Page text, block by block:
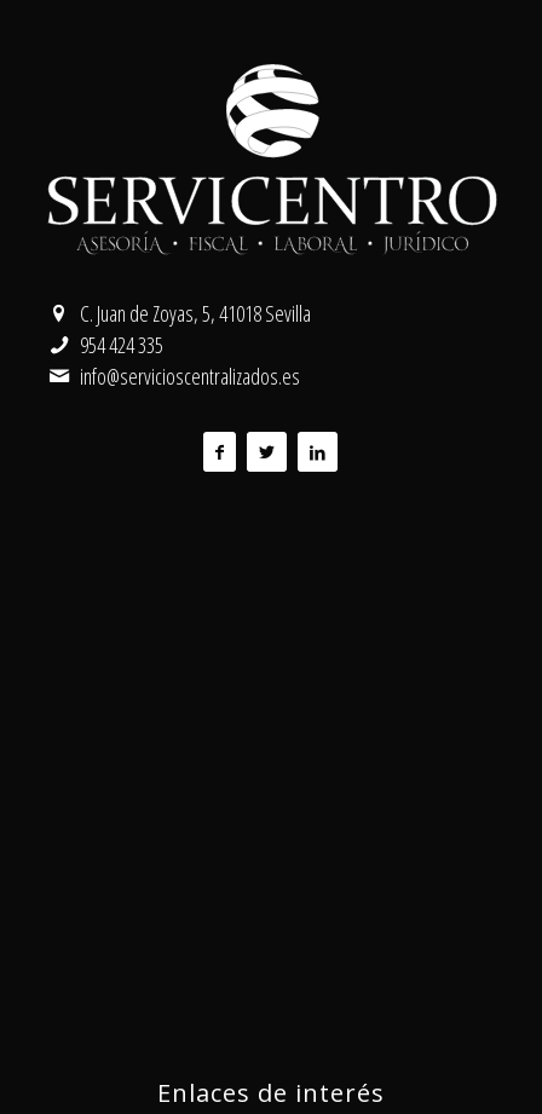
C. Juan de Zoyas, 5, 41018 Sevilla
954 424 335
info@servicioscentralizados.es
Enlaces de interés